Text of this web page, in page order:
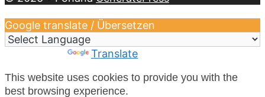
Google translate / Übersetzen
Translate
This website uses cookies to provide you with the
best browsing experience.